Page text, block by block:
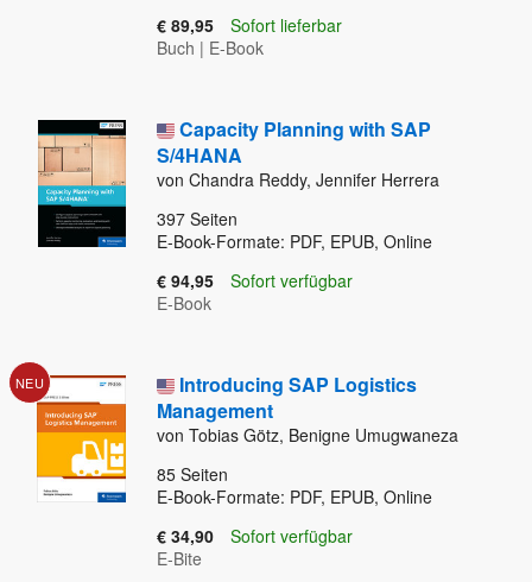
€ 89,95
Sofort lieferbar
Buch | E-Book
Capacity Planning with SAP
S/4HANA
von Chandra Reddy, Jennifer Herrera
397 Seiten
E-Book-Formate: PDF, EPUB, Online
€ 94,95
Sofort verfügbar
E-Book
NEU
Introducing SAP Logistics
Management
von Tobias Götz, Benigne Umugwaneza
85 Seiten
E-Book-Formate: PDF, EPUB, Online
€ 34,90
Sofort verfügbar
E-Bite